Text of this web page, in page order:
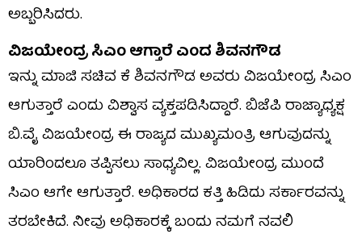
ಅಬ್ಬರಿಸಿದರು.
ವಿಜಯೇಂದ್ರ ಸಿಎಂ ಆಗ್ತಾರೆ ಎಂದ ಶಿವನಗೌಡ
ಇನ್ನು ಮಾಜಿ ಸಚಿವ ಕೆ ಶಿವನಗೌಡ ಅವರು ವಿಜಯೇಂದ್ರ ಸಿಎಂ
ಆಗುತ್ತಾರೆ ಎಂದು ವಿಶ್ವಾಸ ವ್ಯಕ್ತಪಡಿಸಿದ್ದಾರೆ. ಬಿಜೆಪಿ ರಾಜ್ಯಾಧ್ಯಕ್ಷ
ಬಿ.ವೈ ವಿಜಯೇಂದ್ರ ಈ ರಾಜ್ಯದ ಮುಖ್ಯಮಂತ್ರಿ ಆಗುವುದನ್ನು
ಯಾರಿಂದಲೂ ತಪ್ಪಿಸಲು ಸಾಧ್ಯವಿಲ್ಲ. ವಿಜಯೇಂದ್ರ ಮುಂದೆ
ಸಿಎಂ ಆಗೇ ಆಗುತ್ತಾರೆ. ಅಧಿಕಾರದ ಕತ್ತಿ ಹಿಡಿದು ಸರ್ಕಾರವನ್ನು
ತರಬೇಕಿದೆ. ನೀವು ಅಧಿಕಾರಕ್ಕೆ ಬಂದು ನಮಗೆ ನವಲಿ